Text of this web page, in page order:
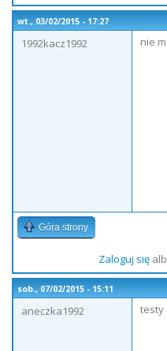
wt., 03/02/2015 - 17:27
1992kacz1992
nie
Góra strony
Zaloguj się
sob., 07/02/2015 - 15:11
aneczka1992
testy